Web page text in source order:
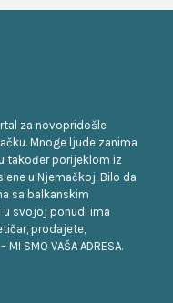
za novopridošle
Mnoge ljude zanima
također porijeklom iz
u Njemačkoj. Bilo da
sa balkanskim
svojoj ponudi ima
prodajete,
SMO VAŠA ADRESA.